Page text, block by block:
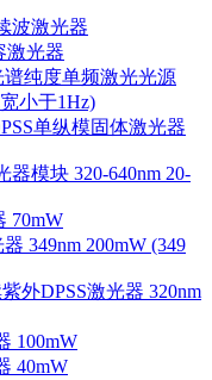
波激光器
激光器
谱纯度单频激光光源
小于1Hz)
单纵模固体激光器
模块 320-640nm 20-
70mW
349nm 200mW (349
外DPSS激光器 320nm
100mW
40mW